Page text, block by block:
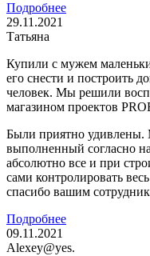
Подробнее
29.11.2021
Татьяна
Купили с мужем
его снести и построить
человек. Мы решили
магазином проектов
Были приятно
выполненный согласно
абсолютно все и при
сами контролировать
спасибо вашим
Подробнее
09.11.2021
Alexey@yes.